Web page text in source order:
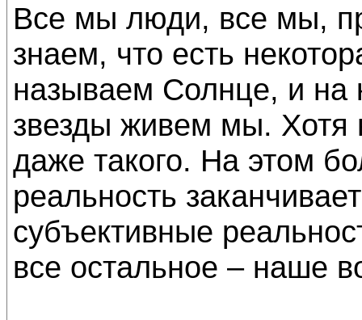
Все мы люди, все мы,
знаем, что есть
называем Солнце, и на
звезды живем мы. Хотя
даже такого. На этом
реальность
субъективные
все остальное – наше